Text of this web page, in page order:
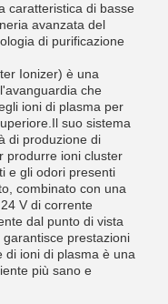
caratteristica di basse
avanzata del
di purificazione
Ionizer) è una
che
ioni di plasma per
suo sistema
di produzione di
produrre ioni cluster
e gli odori presenti
combinato con una
V di corrente
dal punto di vista
prestazioni
di ioni di plasma è una
più sano e